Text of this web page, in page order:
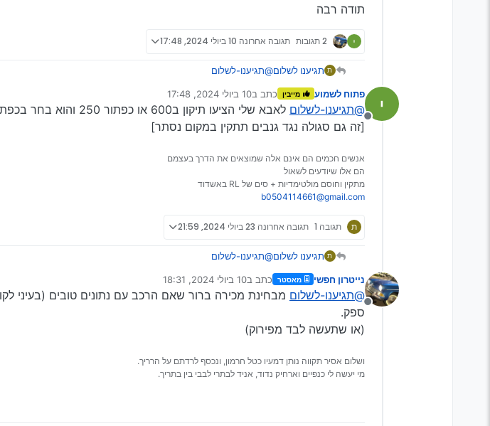
תודה רבה
2 תגובות תגובה אחרונה 10 ביולי 2024, 17:48
ת תגיענו לשלום@תגיענו-לשלום
אולי הארכתי בסיפורים
אז אקצר…
א. אני צריך המלצה על בעל מקצוע להחלפה או שיפוץ צילינדר באזור
ב.מה דעתכם האם כפתור בהנעה אמור להפריע במכירה של הרכב?
מנותק
פתוח לשמוע מייבין כתב ב10 ביולי 2024, 17:48
נערך לאחרונה על ידי
@תגיענו-לשלום לאבא שלי הציעו תיקון ב600 או כפתור 250 והוא בחר בכפתור
[זה גם סגולה נגד גנבים תתקין במקום נסתר]
אנשים חכמים הם אינם אלה שמוצאים את הדרך בעצמם
הם אלו שיודעים לשאול
מתקין וחוסם מולטימדיות + סים של RL באשדוד
b0504114661@gmail.com
ת תגובה 1 תגובה אחרונה 23 ביולי 2024, 21:59
ת תגיענו לשלום@תגיענו-לשלום
אולי הארכתי בסיפורים
אז אקצר…
א. אני צריך המלצה על בעל מקצוע להחלפה או שיפוץ צילינדר באזור
תודה רבה
מנותק
נייטרון חפשי מאסטר כתב ב10 ביולי 2024, 18:31
נערך לאחרונה על ידי
@תגיענו-לשלום מבחינת מכירה ברור שאם הרכב עם נתונים טובים (בעיני
ספק.
(או שתעשה לבד מפירוק)
ושלום אסיר תקווה נותן דמעיו כטל חרמון, ונכסף לרדתם על הרריך.
מי יעשה לי כנפיים וארחיק נדוד, אניד לבתרי לבבי בין בתריך.